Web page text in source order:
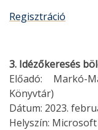
Regisztráció
3. Idézőkeresés
Előadó: Markó-
Könyvtár)
Dátum: 2023.
Helyszín: